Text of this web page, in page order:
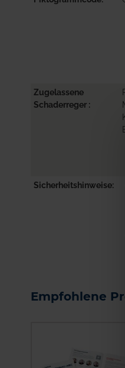
Zugelassene
Schaderreger
Sicherheitshinweise
Empfohlene